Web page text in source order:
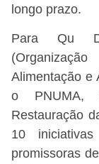
longo prazo.
Para Qu
Alimentação e
o PNUMA,
Restauração
10
promissoras